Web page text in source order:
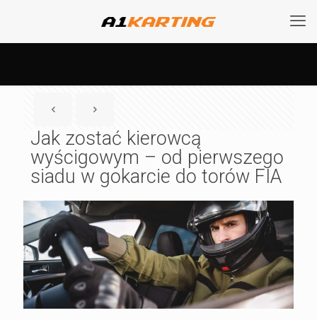
Jak zostać kierowcą
wyścigowym – od pierwszego
siadu w gokarcie do torów FIA